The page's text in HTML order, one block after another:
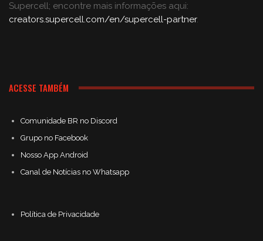
Supercell; encontre mais informações aqui:
creators.supercell.com/en/supercell-partner.
ACESSE TAMBÉM
Comunidade BR no Discord
Grupo no Facebook
Nosso App Android
Canal de Notícias no Whatsapp
Política de Privacidade